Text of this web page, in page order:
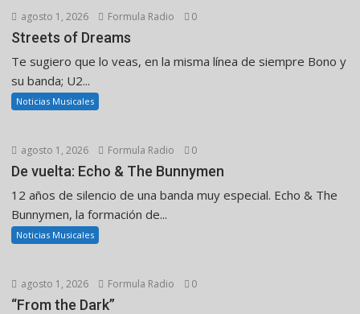
agosto 1, 2026 Formula Radio 0
Streets of Dreams
Te sugiero que lo veas, en la misma línea de siempre Bono y
su banda; U2...
Noticias Musicales
agosto 1, 2026 Formula Radio 0
De vuelta: Echo & The Bunnymen
12 años de silencio de una banda muy especial. Echo & The
Bunnymen, la formación de...
Noticias Musicales
agosto 1, 2026 Formula Radio 0
“From the Dark”